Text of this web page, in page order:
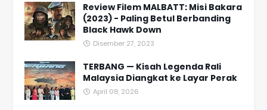
Review Filem MALBATT: Misi Bakara
(2023) - Paling Betul Berbanding
Black Hawk Down
Disember 27, 2023
TERBANG — Kisah Legenda Rali
Malaysia Diangkat ke Layar Perak
April 08, 2026